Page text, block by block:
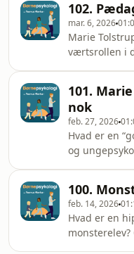
følge med i
mindst de
pædagogiske
Alenkær
lejlighed sin
opgaver” på
øvrigt også
Peter
102.
mar. 6, 2026
Marie
værtsrollen i
refleksioner
(Dafolo 2026).
101.
nok
feb. 27, 2026
Hvad er en
og
sænk
som hun
Akselvoll
Alenkær
100.
feb. 14, 2026
Hvad er en